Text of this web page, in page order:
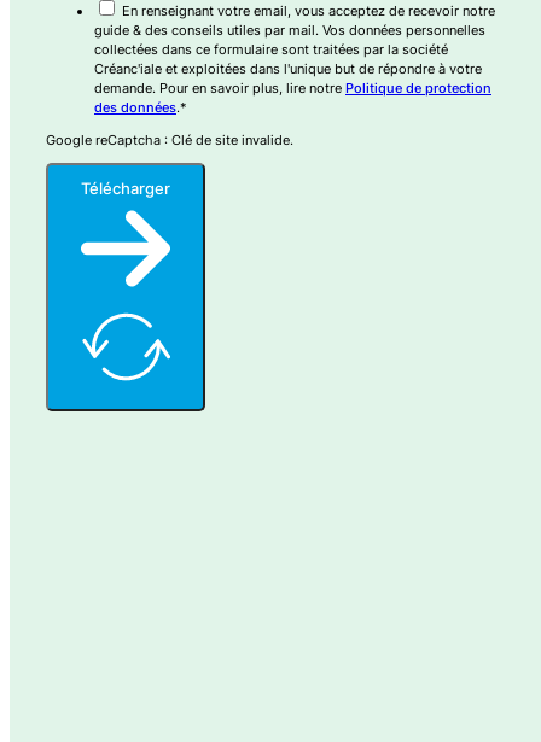
En renseignant votre email, vous acceptez de recevoir notre
guide & des conseils utiles par mail. Vos données personnelles
collectées dans ce formulaire sont traitées par la société
Créanc'iale et exploitées dans l'unique but de répondre à votre
demande. Pour en savoir plus, lire notre Politique de protection
des données.*
Google reCaptcha : Clé de site invalide.
Télécharger